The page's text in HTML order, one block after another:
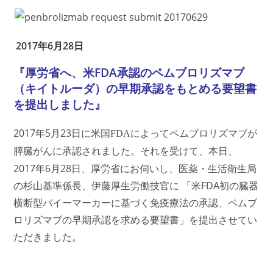
2017年6月28日
『厚労省へ、米FDA承認のペムブロリズマブ
（キイトルーダ）の早期承認をもとめる要望書
を提出しました』
2017年5月 23日に米国FDAによってペムブロリズマブが
膵臓がんに承認されました。それを受けて、本日、
2017年6月28日、厚労省にお伺いし、医薬・生活衛生局
の杉山基準係長、伊藤厚生労働技官に 「米FDA初の臓器
横断型バイーマーカーに基づく免疫療法の承認、ペムブ
ロリズマブの早期承認を求める要望書」を提出させてい
ただきました。